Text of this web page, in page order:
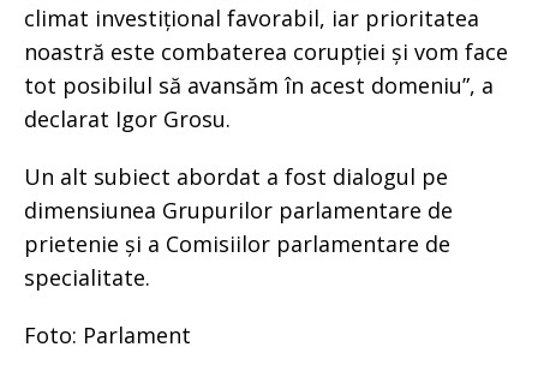
climat investițional favorabil, iar prioritatea
noastră este combaterea corupției și vom face
tot posibilul să avansăm în acest domeniu”, a
declarat Igor Grosu.
Un alt subiect abordat a fost dialogul pe
dimensiunea Grupurilor parlamentare de
prietenie și a Comisiilor parlamentare de
specialitate.
Foto: Parlament